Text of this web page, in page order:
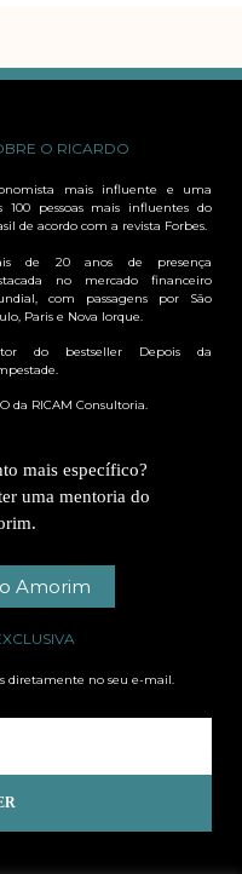
O RICARDO
mais influente e uma
100 pessoas mais influentes do
de acordo com a revista Forbes.
de 20 anos de presença
no mercado financeiro
com passagens por São
Paris e Nova Iorque.
do bestseller Depois da
da RICAM Consultoria.
mais específico?
uma mentoria do
Amorim
diretamente no seu e-mail.